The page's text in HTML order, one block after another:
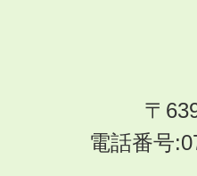
〒
電話番号